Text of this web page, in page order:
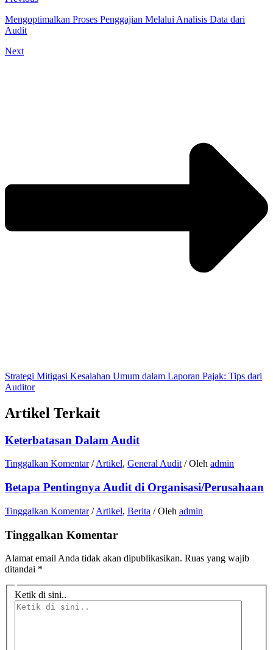
Mengoptimalkan Proses Penggajian Melalui Analisis Data dari
Audit
Next
Strategi Mitigasi Kesalahan Umum dalam Laporan Pajak: Tips dari
Auditor
Artikel Terkait
Keterbatasan Dalam Audit
Tinggalkan Komentar /Artikel, General Audit / Oleh admin
Betapa Pentingnya Audit di Organisasi/Perusahaan
Tinggalkan Komentar /Artikel, Berita / Oleh admin
Tinggalkan Komentar
Alamat email Anda tidak akan dipublikasikan. Ruas yang wajib
ditandai *
Ketik di sini..